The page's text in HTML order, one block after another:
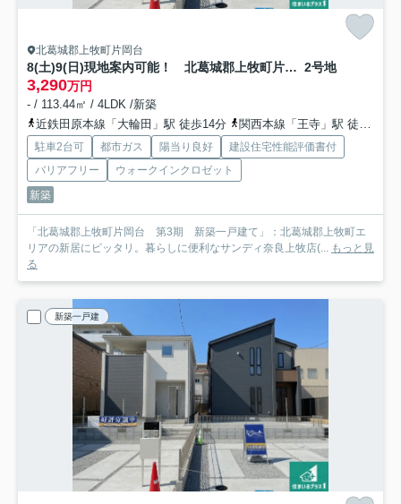
北葛城郡上牧町片岡台
8(土)9(日)現地案内可能！ 北葛城郡上牧町片岡台 全2邸 2号地
3,290万円
- / 113.44㎡ / 4LDK /新築
近鉄田原本線「大輪田」駅 徒歩14分
関西本線「王寺」駅 徒歩36分
駐車2台可 都市ガス 陽当り良好
建設住宅性能評価書付
バリアフリー
ウォークインクロゼット
新築
「北葛城郡上牧町片岡台 第3期 新築一戸建て」：北葛城郡上牧町エ
リアの新居にピッタリ。暮らしに便利なサンディ奈良上牧店(... もっと見
る
新築一戸建